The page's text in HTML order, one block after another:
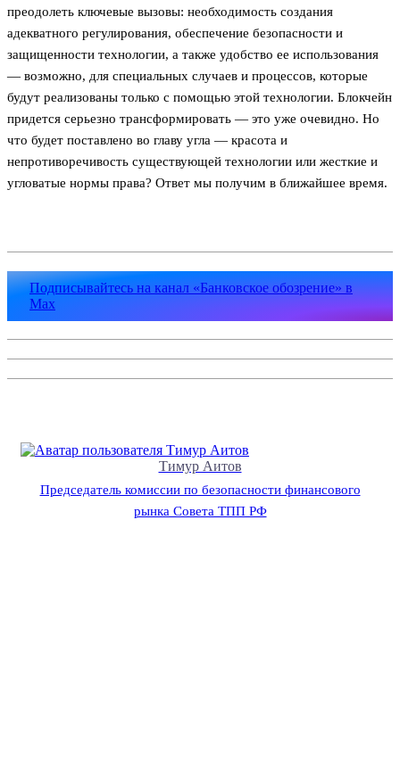
преодолеть ключевые вызовы: необходимость создания
адекватного регулирования, обеспечение безопасности и
защищенности технологии, а также удобство ее использования
— возможно, для специальных случаев и процессов, которые
будут реализованы только с помощью этой технологии. Блокчейн
придется серьезно трансформировать — это уже очевидно. Но
что будет поставлено во главу угла — красота и
непротиворечивость существующей технологии или жесткие и
угловатые нормы права? Ответ мы получим в ближайшее время.
Подписывайтесь на канал «Банковское обозрение» в
Max
Тимур Аитов
Председатель комиссии по безопасности финансового
рынка Совета ТПП РФ